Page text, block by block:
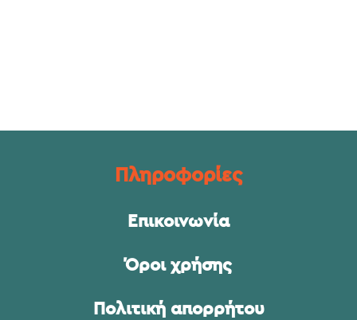
Πληροφορίες
Επικοινωνία
Όροι χρήσης
Πολιτική απορρήτου